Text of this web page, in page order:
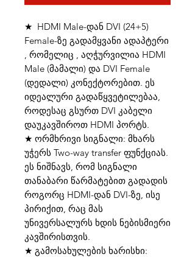
★ HDMI Male-დან DVI (24+5)
Female-ზე გადამყვანი ადაპტერი
, რომელიც , აღჭურვილია HDMI
Male (მამალი) და DVI Female
(დედალი) კონექტორებით. ეს
იდეალური გადაწყვეტილებაა,
როდესაც გსურთ DVI კაბელი
დაუკავშიროთ HDMI პორტს.
★ ორმხრივი სიგნალი: მხარს
უჭერს Two-way transfer ფუნქციას.
ეს ნიშნავს, რომ სიგნალი
თანაბარი წარმატებით გადადის
როგორც HDMI-დან DVI-ზე, ისე
პირიქით, რაც მას
უნივერსალურს ხდის ნებისმიერი
კავშირისთვის.
★ გამოსახულების ხარისხი: